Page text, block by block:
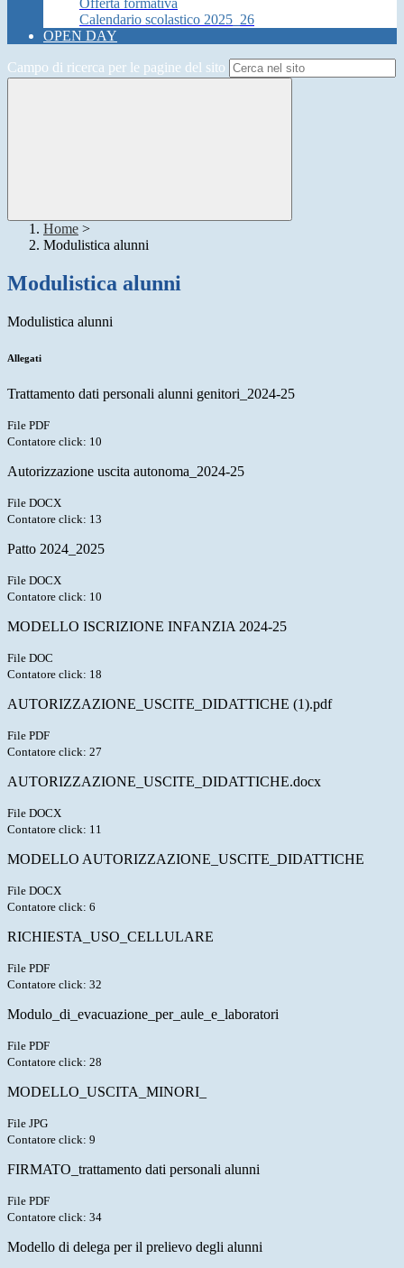
Offerta formativa
Calendario scolastico 2025_26
OPEN DAY
Campo di ricerca per le pagine del sito
Home >
Modulistica alunni
Modulistica alunni
Modulistica alunni
Allegati
Trattamento dati personali alunni genitori_2024-25
File PDF
Contatore click: 10
Autorizzazione uscita autonoma_2024-25
File DOCX
Contatore click: 13
Patto 2024_2025
File DOCX
Contatore click: 10
MODELLO ISCRIZIONE INFANZIA 2024-25
File DOC
Contatore click: 18
AUTORIZZAZIONE_USCITE_DIDATTICHE (1).pdf
File PDF
Contatore click: 27
AUTORIZZAZIONE_USCITE_DIDATTICHE.docx
File DOCX
Contatore click: 11
MODELLO AUTORIZZAZIONE_USCITE_DIDATTICHE
File DOCX
Contatore click: 6
RICHIESTA_USO_CELLULARE
File PDF
Contatore click: 32
Modulo_di_evacuazione_per_aule_e_laboratori
File PDF
Contatore click: 28
MODELLO_USCITA_MINORI_
File JPG
Contatore click: 9
FIRMATO_trattamento dati personali alunni
File PDF
Contatore click: 34
Modello di delega per il prelievo degli alunni